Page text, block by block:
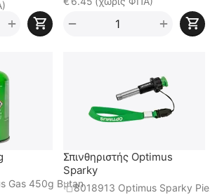
+ +
−
Gas 450g Butan
Σπινθηριστής Optimus
Sparky
8018913 Optimus Sparky